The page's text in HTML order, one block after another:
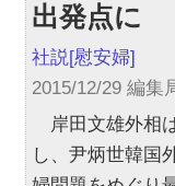
出発点に
社説[慰安婦]
2015/12/29 編集
岸田文雄外相
し、尹炳世韓国